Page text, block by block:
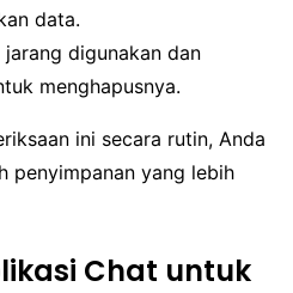
data.
digunakan dan
menghapusnya.
ini secara rutin, Anda
penyimpanan yang lebih
Chat untuk